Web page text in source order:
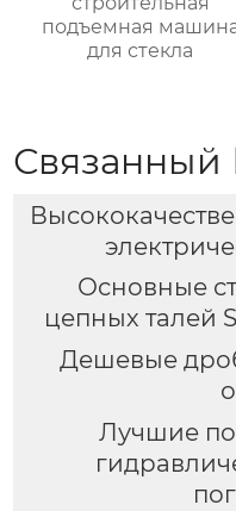
подъемная
для стекла
Связанный
Основные
цепных талей
Дешевые
Лучшие